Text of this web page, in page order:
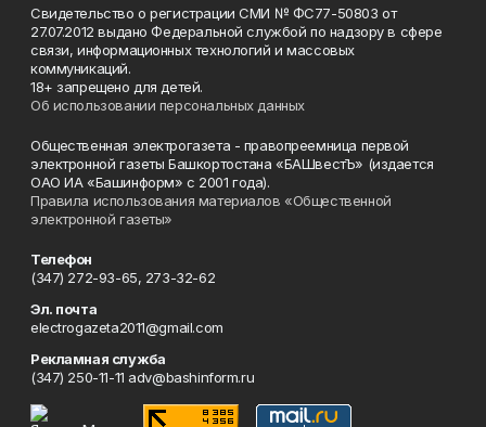
Свидетельство о регистрации СМИ № ФС77-50803 от
27.07.2012 выдано Федеральной службой по надзору в сфере
связи, информационных технологий и массовых
коммуникаций.
18+ запрещено для детей.
Об использовании персональных данных
Общественная электрогазета - правопреемница первой
электронной газеты Башкортостана «БАШвестЪ» (издается
ОАО ИА «Башинформ» с 2001 года).
Правила использования материалов «Общественной
электронной газеты»
Телефон
(347) 272-93-65, 273-32-62
Эл. почта
electrogazeta2011@gmail.com
Рекламная служба
(347) 250-11-11 adv@bashinform.ru